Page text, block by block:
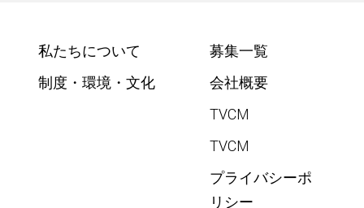
私たちについて
制度・環境・文化
募集一覧
会社概要
TVCM
TVCM
プライバシーポ
リシー